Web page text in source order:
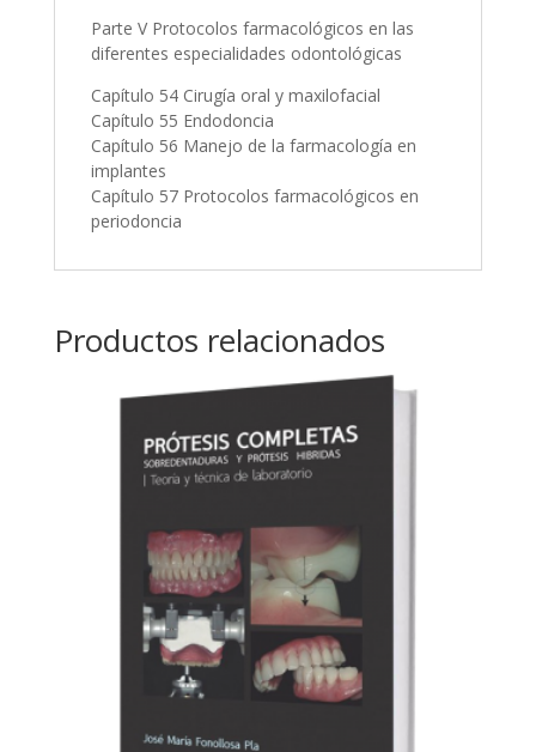
Parte V Protocolos farmacológicos en las
diferentes especialidades odontológicas
Capítulo 54 Cirugía oral y maxilofacial
Capítulo 55 Endodoncia
Capítulo 56 Manejo de la farmacología en
implantes
Capítulo 57 Protocolos farmacológicos en
periodoncia
Productos relacionados